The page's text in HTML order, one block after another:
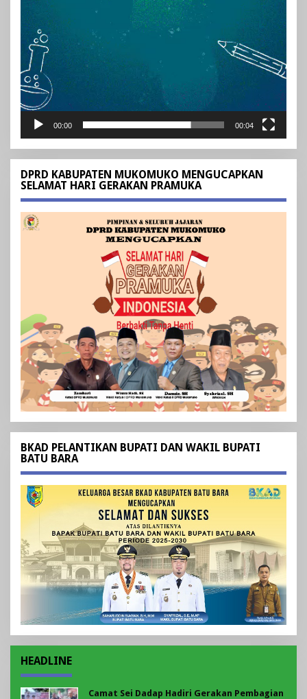
00:00 00:04
DPRD KABUPATEN MUKOMUKO MENGUCAPKAN
SELAMAT HARI GERAKAN PRAMUKA
BKAD PELANTIKAN BUPATI DAN WAKIL BUPATI
BATU BARA
HEADLINE
Camat Sei Dadap Hadiri Gerakan Pembagian